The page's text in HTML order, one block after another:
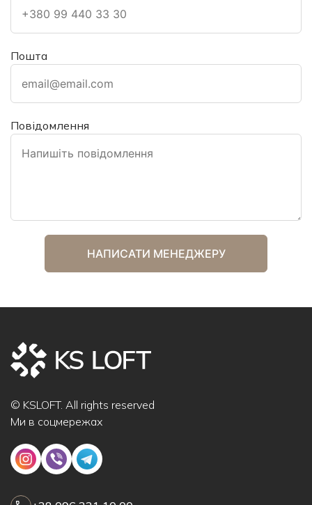
Пошта
Повідомлення
© KSLOFT. All rights reserved
Ми в соцмережах